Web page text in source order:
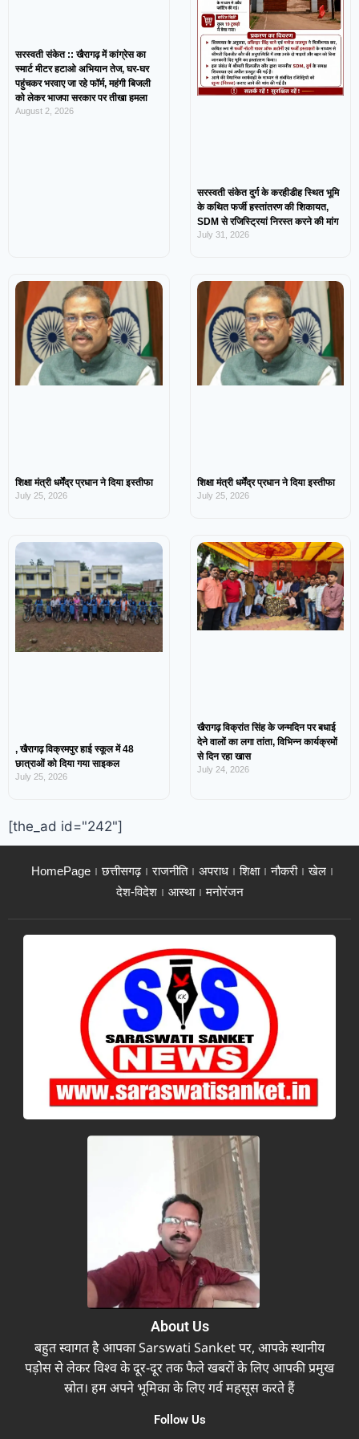
सरस्वती संकेत :: खैरागढ़ में कांग्रेस का
स्मार्ट मीटर हटाओ अभियान तेज, घर-घर
पहुंचकर भरवाए जा रहे फॉर्म, महंगी बिजली
को लेकर भाजपा सरकार पर तीखा हमला
August 2, 2026
सरस्वती संकेत दुर्ग के करहीडीह स्थित भूमि
के कथित फर्जी हस्तांतरण की शिकायत,
SDM से रजिस्ट्रियां निरस्त करने की मांग
July 31, 2026
शिक्षा मंत्री धर्मेंद्र प्रधान ने दिया इस्तीफा
July 25, 2026
शिक्षा मंत्री धर्मेंद्र प्रधान ने दिया इस्तीफा
July 25, 2026
, खैरागढ़ विक्रमपुर हाई स्कूल में 48
छात्राओं को दिया गया साइकल
July 25, 2026
खैरागढ़ विक्रांत सिंह के जन्मदिन पर बधाई
देने वालों का लगा तांता, विभिन्न कार्यक्रमों
से दिन रहा खास
July 24, 2026
[the_ad id="242"]
HomePage छत्तीसगढ़ राजनीति अपराध शिक्षा नौकरी
खेल
देश-विदेश
आस्था मनोरंजन
About Us
बहुत स्वागत है आपका Sarswati Sanket पर, आपके स्थानीय
पड़ोस से लेकर विश्व के दूर-दूर तक फैले खबरों के लिए आपकी प्रमुख
स्रोत। हम अपने भूमिका के लिए गर्व महसूस करते हैं
Follow Us